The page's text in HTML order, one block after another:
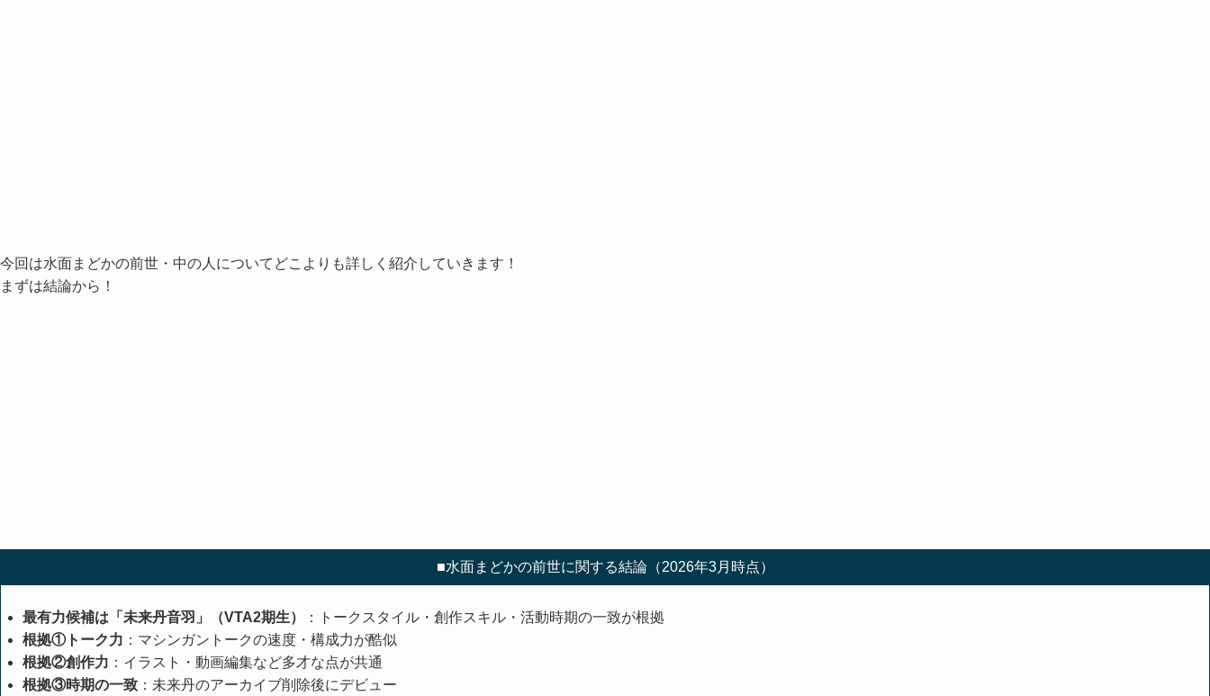
今回は水面まどかの前世・中の人についてどこよりも詳しく紹介していきます！
まずは結論から！
■水面まどかの前世に関する結論（2026年3月時点）
最有力候補は「未来丹音羽」（VTA2期生）
：トークスタイル・創作スキル・活動時期の一致が根拠
根拠①トーク力 ：マシンガントークの速度・構成力が酷似
根拠②創作力 ：イラスト・動画編集など多才な点が共通
根拠③時期の一致 ：未来丹のアーカイブ削除後にデビュー